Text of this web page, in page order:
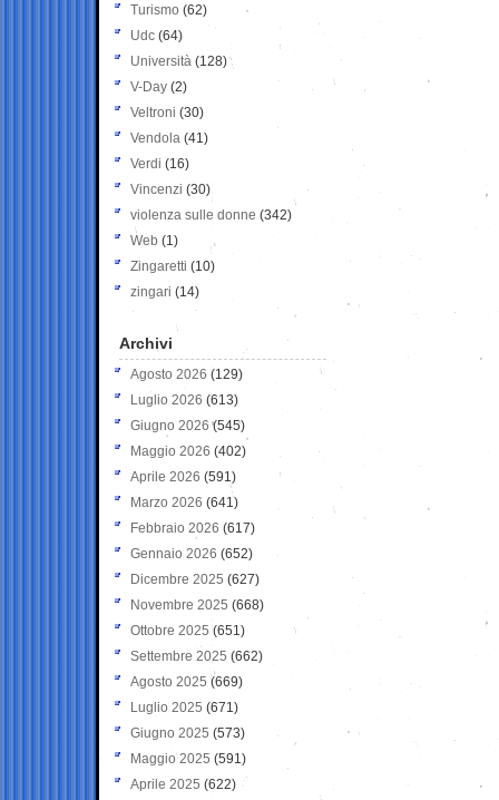
Turismo (62)
Udc (64)
Università (128)
V-Day (2)
Veltroni (30)
Vendola (41)
Verdi (16)
Vincenzi (30)
violenza sulle donne (342)
Web (1)
Zingaretti (10)
zingari (14)
Archivi
Agosto 2026 (129)
Luglio 2026 (613)
Giugno 2026 (545)
Maggio 2026 (402)
Aprile 2026 (591)
Marzo 2026 (641)
Febbraio 2026 (617)
Gennaio 2026 (652)
Dicembre 2025 (627)
Novembre 2025 (668)
Ottobre 2025 (651)
Settembre 2025 (662)
Agosto 2025 (669)
Luglio 2025 (671)
Giugno 2025 (573)
Maggio 2025 (591)
Aprile 2025 (622)